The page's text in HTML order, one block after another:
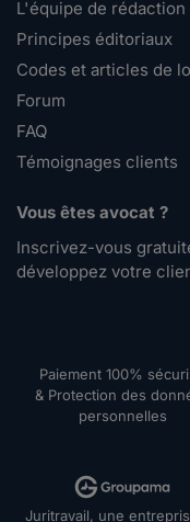
L'équipe de rédaction
Principes éditoriaux
Codes et articles de
Forum
FAQ
Témoignages clients
Vous êtes avocat ?
Inscrivez-vous
développez votre
Paiement 100%
& Protection des
personnelles
Juritravail, une